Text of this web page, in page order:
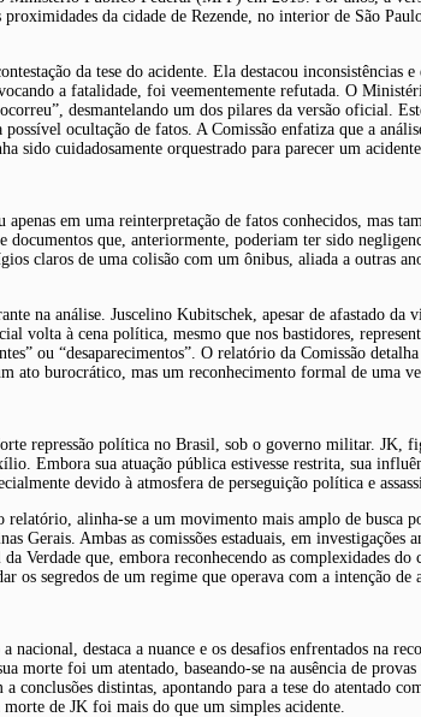
da cidade de Rezende, no interior de São
da tese do acidente. Ela destacou
a fatalidade, foi veementemente refutada. O
desmantelando um dos pilares da versão oficial.
ocultação de fatos. A Comissão enfatiza que a
sido cuidadosamente orquestrado para parecer um acidente.
em uma reinterpretação de fatos conhecidos, mas
documentos que, anteriormente, poderiam ter sido
claros de uma colisão com um ônibus, aliada a outras
na análise. Juscelino Kubitschek, apesar de afastado
volta à cena política, mesmo que nos bastidores,
ou “desaparecimentos”. O relatório da Comissão
ato burocrático, mas um reconhecimento formal de uma
repressão política no Brasil, sob o governo militar. JK,
Embora sua atuação pública estivesse restrita, sua
devido à atmosfera de perseguição política e
alinha-se a um movimento mais amplo de
Gerais. Ambas as comissões estaduais, em
Verdade que, embora reconhecendo as complexidades
segredos de um regime que operava com a intenção de
nacional, destaca a nuance e os desafios enfrentados na
foi um atentado, baseando-se na ausência de
conclusões distintas, apontando para a tese do atentado
de JK foi mais do que um simples acidente.